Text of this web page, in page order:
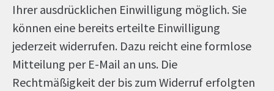
Ihrer ausdrücklichen Einwilligung möglich. Sie
können eine bereits erteilte Einwilligung
jederzeit widerrufen. Dazu reicht eine formlose
Mitteilung per E-Mail an uns. Die
Rechtmäßigkeit der bis zum Widerruf erfolgten